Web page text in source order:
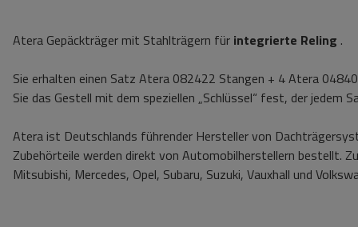
Atera Gepäckträger mit Stahlträgern für integrierte Reling .
Sie erhalten einen Satz Atera 082422 Stangen + 4 Atera
Sie das Gestell mit dem speziellen „Schlüssel“ fest, der jedem
Atera ist Deutschlands führender Hersteller von
Zubehörteile werden direkt von Automobilherstellern bestellt.
Mitsubishi, Mercedes, Opel, Subaru, Suzuki, Vauxhall und